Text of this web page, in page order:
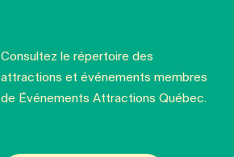
Consultez le répertoire des
attractions et événements membres
de Événements Attractions Québec.